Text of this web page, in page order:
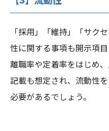
「採用」「維持」「サク
性に関する事項も開示項
離職率や定着率をはじめ
記載も想定され、流動性
必要があるでしょう。